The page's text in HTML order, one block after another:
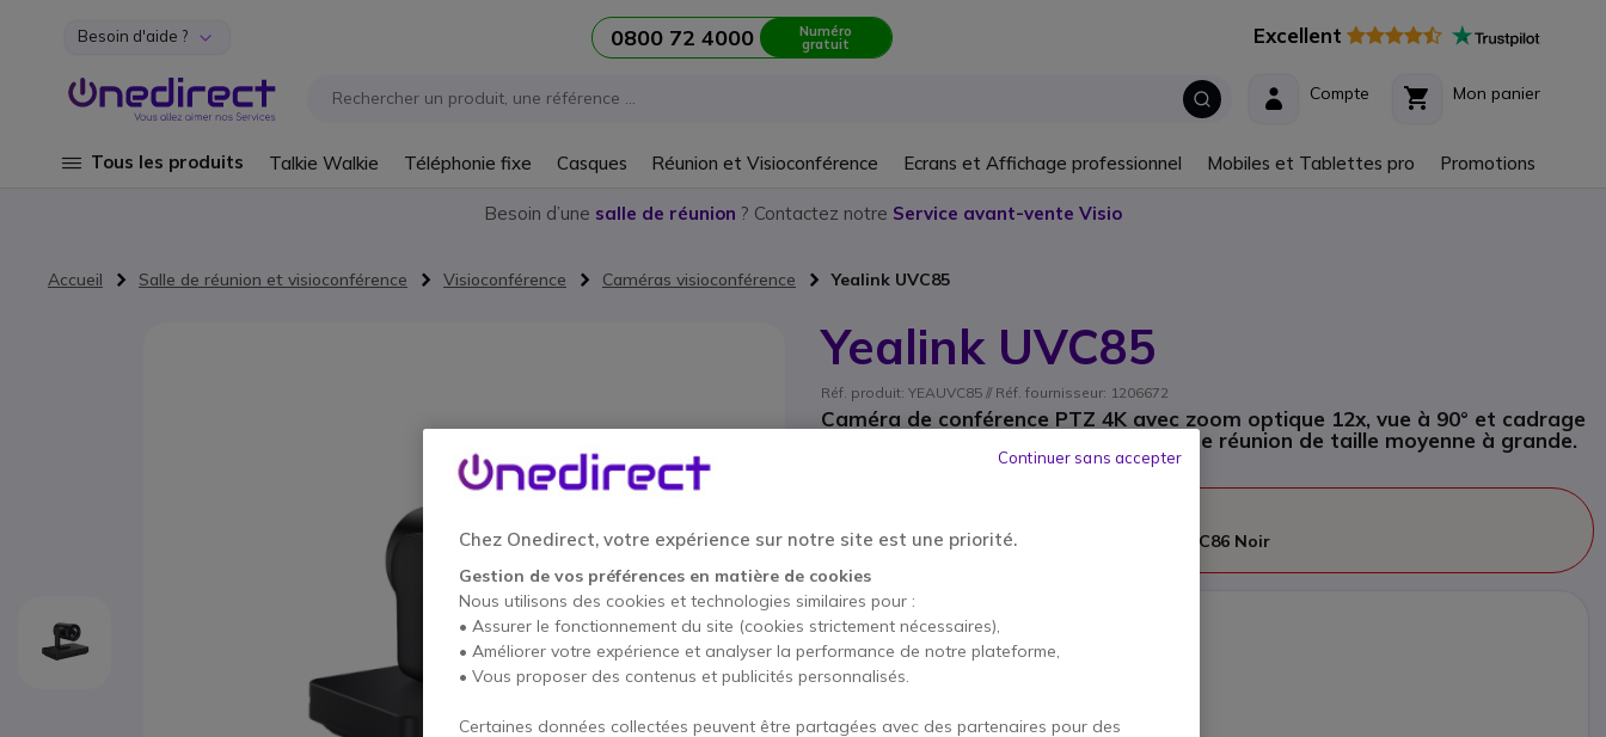
Aller au contenu
Besoin d'aide ? 0800 72 4000 Numéro
gratuit Excellent
Mon panier
Compte
Tous les produits Talkie Walkie Téléphonie fixe Casques Réunion et Visioconférence Ecrans et Affichage professionnel Mobiles et Tablettes pro Promotions
Besoin d’une salle de réunion ? Contactez notre Service avant-vente Visio
Accueil Salle de réunion et visioconférence Visioconférence Caméras visioconférence Yealink UVC85
Yealink UVC85
Réf. produit: YEAUVC85 // Réf. fournisseur: 1206672
Caméra de conférence PTZ 4K avec zoom optique 12x, vue à 90° et cadrage
automatique, conçue pour les salles de réunion de taille moyenne à grande.
Ce produit a été remplacé par
Yealink UVC86 Noir
Yealink UVC86 Noir
1667,95 €
Chez Onedirect, votre expérience sur notre site est une priorité.
Gestion de vos préférences en matière de cookies
Nous utilisons des cookies et technologies similaires pour :
• Assurer le fonctionnement du site (cookies strictement nécessaires),
• Améliorer votre expérience et analyser la performance de notre plateforme,
• Vous proposer des contenus et publicités personnalisés.
Certaines données collectées peuvent être partagées avec des partenaires pour des
Continuer sans accepter